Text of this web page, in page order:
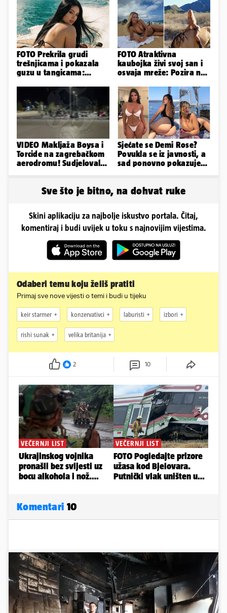
FOTO Prekrila grudi
trešnjicama i pokazala
guzu u tangicama:
FOTO Atraktivna
kaubojka živi svoj san i
osvaja mreže: Pozira na
rodeu...
VIDEO Makljaža Boysa i
Torcide na zagrebačkom
aerodromu! Sudjelovalo
Sjećate se Demi Rose?
Povukla se iz javnosti, a
sad ponovno pokazuje
Sve što je bitno, na dohvat ruke
Skini aplikaciju za najbolje iskustvo portala. Čitaj,
komentiraj i budi uvijek u toku s najnovijim vijestima.
Odaberi temu koju želiš pratiti
Primaj sve nove vijesti o temi i budi u tijeku
keir starmer konzervativci laburisti izbori
rishi sunak velika britanija
2 10
Komentari 10